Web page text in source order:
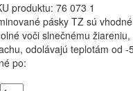
produktu: 76 073 1
pásky TZ sú
voči slnečnému
odolávajú teplotám od -
po: